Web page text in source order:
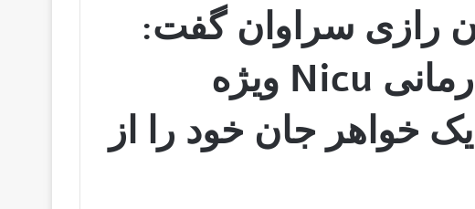
رازی سراوان گفت:
بعلت نبود دستگاه درمانی Nicu ویژه
یک خواهر جان خود را از